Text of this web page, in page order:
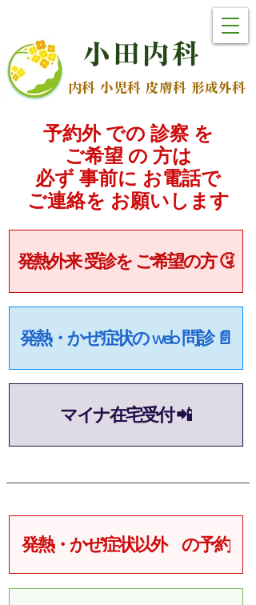
小 田 内科
内科 小児科 皮膚科 形成外科
予約外 での 診察 を
ご希望 の 方は
必ず 事前に お電話で
​ご連絡を お願いします
発熱外来 受診を ご希望の方 🤧
発熱・かぜ症状の web 問診 📄
マイナ在宅受付 📲
発熱・かぜ症状以外 の予約